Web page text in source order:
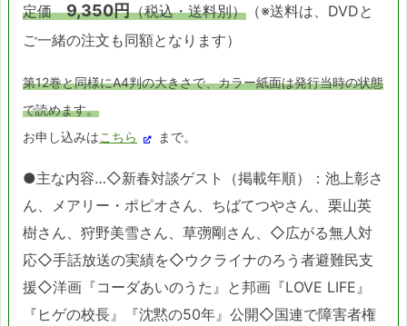
定価9,350円（税込・送料別） （※送料は、DVDと
ご一緒の注文も同額となります）
第12巻と同様にA4判の大きさで、カラー紙面は発行当時の状態
で読めます。
お申し込みはこちら まで。
●主な内容…◇新春対談ゲスト（掲載年順）：池上彰さ
ん、メアリー・ポピオさん、ちばてつやさん、栗山英
樹さん、狩野美雪さん、草彅剛さん、◇広がる無人対
応◇手話放送の実績を◇ウクライナのろう者避難民支
援◇洋画『コーダあいのうた』と邦画『LOVE LIFE』
『ヒゲの校長』『沈黙の50年』公開◇国連で障害者権